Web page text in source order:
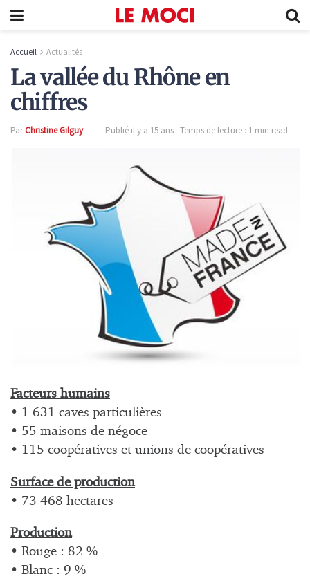
Accueil Actualités
La vallée du Rhône en
chiffres
ParChristine Gilguy Publié il y a 15 ans Temps de lecture : 1 min read
Facteurs humains
• 1 631 caves particulières
• 55 maisons de négoce
• 115 coopératives et unions de coopératives
Surface de production
• 73 468 hectares
Production
• Rouge : 82 %
• Blanc : 9 %